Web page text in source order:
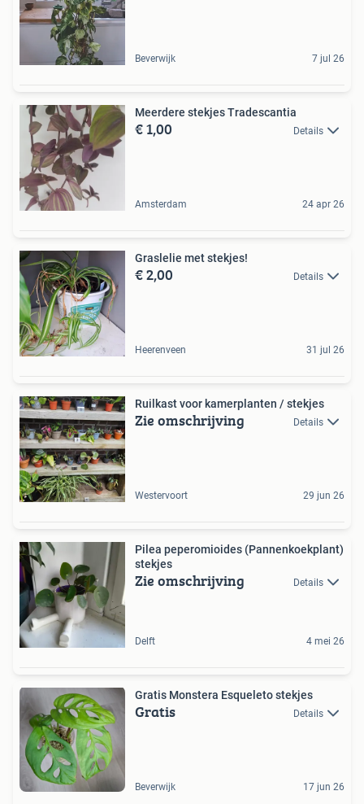
Beverwijk 7 jul 26
Meerdere stekjes Tradescantia
€ 1,00 Details
Amsterdam 24 apr 26
Graslelie met stekjes!
€ 2,00 Details
Heerenveen 31 jul 26
Ruilkast voor kamerplanten / stekjes
Zie omschrijving Details
Westervoort 29 jun 26
Pilea peperomioides (Pannenkoekplant)
stekjes
Zie omschrijving Details
Delft 4 mei 26
Gratis Monstera Esqueleto stekjes
Gratis Details
Beverwijk 17 jun 26